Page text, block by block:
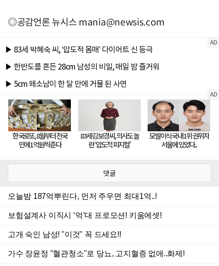
◎공감언론 뉴시스mania@newsis.com
댓글